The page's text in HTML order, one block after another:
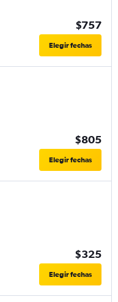
$757
Elegir fechas
$805
Elegir fechas
$325
Elegir fechas